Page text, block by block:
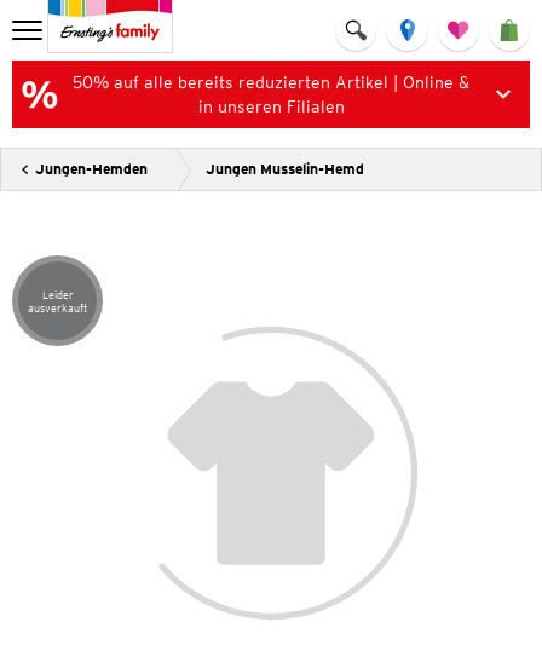
50% auf alle bereits reduzierten Artikel | Online &
in unseren Filialen
Jungen-Hemden Jungen Musselin-Hemd
Artikel leider ausverkauft
Leider
ausverkauft